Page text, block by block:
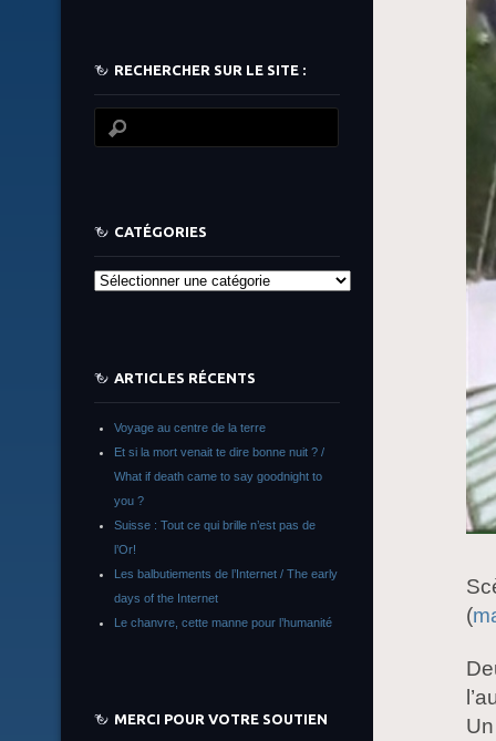
(
RECHERCHER SUR LE SITE :
CATÉGORIES
Catégories
ARTICLES RÉCENTS
Voyage au centre de la terre
Et si la mort venait te dire bonne nuit ? /
What if death came to say goodnight to
you ?
Suisse : Tout ce qui brille n’est pas de
l’Or!
Les balbutiements de l’Internet / The early
days of the Internet
Le chanvre, cette manne pour l’humanité
MERCI POUR VOTRE SOUTIEN